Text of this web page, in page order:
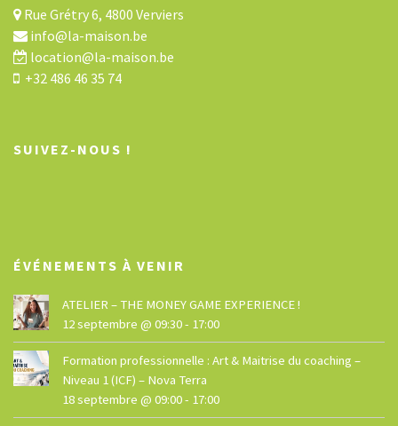
Rue Grétry 6, 4800 Verviers
info@la-maison.be
location@la-maison.be
+32 486 46 35 74
SUIVEZ-NOUS !
ÉVÉNEMENTS À VENIR
ATELIER – THE MONEY GAME EXPERIENCE !
12 septembre @ 09:30- 17:00
Formation professionnelle : Art & Maitrise du coaching –
Niveau 1 (ICF) – Nova Terra
18 septembre @ 09:00- 17:00